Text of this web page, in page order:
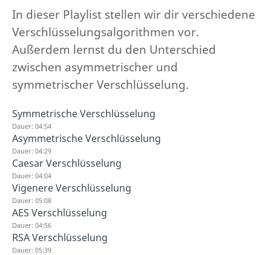
In dieser Playlist stellen wir dir verschiedene
Verschlüsselungsalgorithmen vor.
Außerdem lernst du den Unterschied
zwischen asymmetrischer und
symmetrischer Verschlüsselung.
Symmetrische Verschlüsselung
Dauer: 04:54
Asymmetrische Verschlüsselung
Dauer: 04:29
Caesar Verschlüsselung
Dauer: 04:04
Vigenere Verschlüsselung
Dauer: 05:08
AES Verschlüsselung
Dauer: 04:56
RSA Verschlüsselung
Dauer: 05:39